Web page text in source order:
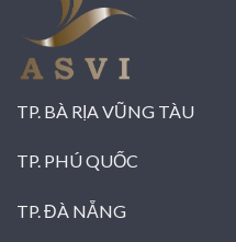
TP. BÀ RỊA VŨNG TÀU
TP. PHÚ QUỐC
TP. ĐÀ NẴNG